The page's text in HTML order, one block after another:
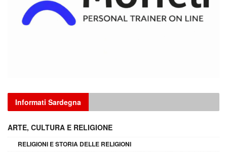
Informati Sardegna
ARTE, CULTURA E RELIGIONE
RELIGIONI E STORIA DELLE RELIGIONI